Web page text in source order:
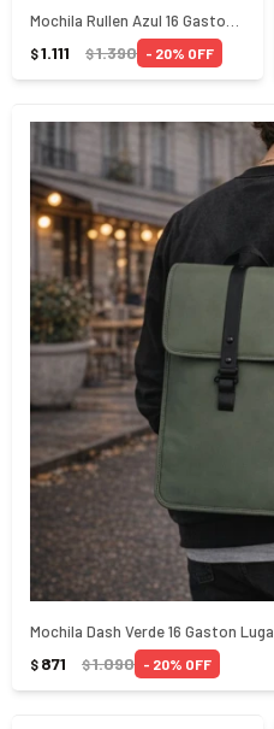
$1.111 $1.390 20
Mochila Dash Verde 16 Gaston Luga
$ 871 $1.090 20